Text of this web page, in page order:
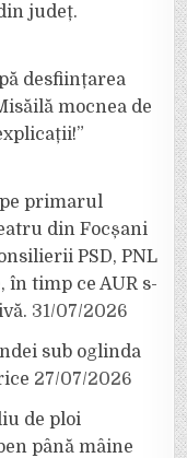
județ.
desființarea
mocnea de
primarul
din Focșani
PSD, PNL
în timp ce AUR s-
31/07/2026
sub oglinda
27/07/2026
de ploi
până mâine